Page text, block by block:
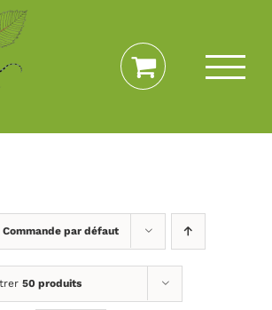
Commande par défaut
50 produits